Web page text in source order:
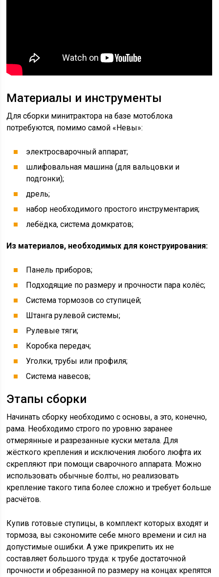
Материалы и инструменты
Для сборки минитрактора на базе мотоблока
потребуются, помимо самой «Невы»:
электросварочный аппарат;
шлифовальная машина (для вальцовки и
подгонки);
дрель;
набор необходимого простого инструментария;
лебёдка, система домкратов;
Из материалов, необходимых для конструирования:
Панель приборов;
Подходящие по размеру и прочности пара колёс;
Система тормозов со ступицей;
Штанга рулевой системы;
Рулевые тяги;
Коробка передач;
Уголки, трубы или профиля;
Система навесов;
Этапы сборки
Начинать сборку необходимо с основы, а это, конечно,
рама. Необходимо строго по уровню заранее
отмерянные и разрезанные куски метала. Для
жёсткого крепления и исключения любого люфта их
скрепляют при помощи сварочного аппарата. Можно
использовать обычные болты, но реализовать
крепление такого типа более сложно и требует больше
расчётов.
Купив готовые ступицы, в комплект которых входят и
тормоза, вы сэкономите себе много времени и сил на
допустимые ошибки. А уже прикрепить их не
составляет большого труда: к трубе достаточной
прочности и обрезанной по размеру на концах крепятся